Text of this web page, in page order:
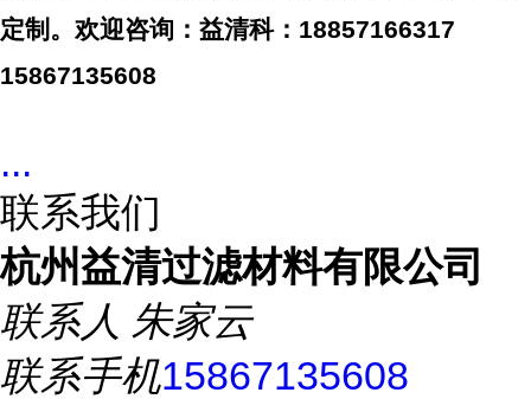
定制。欢迎咨询：益清科：18857166317
15867135608
...
联系我们
杭州益清过滤材料有限公司
联系人 朱家云
联系手机15867135608